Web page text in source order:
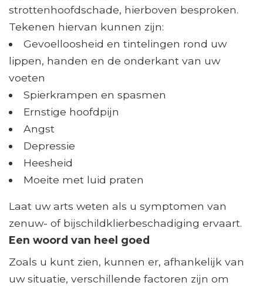
strottenhoofdschade, hierboven besproken.
Tekenen hiervan kunnen zijn:
Gevoelloosheid en tintelingen rond uw
lippen, handen en de onderkant van uw
voeten
Spierkrampen en spasmen
Ernstige hoofdpijn
Angst
Depressie
Heesheid
Moeite met luid praten
Laat uw arts weten als u symptomen van
zenuw- of bijschildklierbeschadiging ervaart.
Een woord van heel goed
Zoals u kunt zien, kunnen er, afhankelijk van
uw situatie, verschillende factoren zijn om